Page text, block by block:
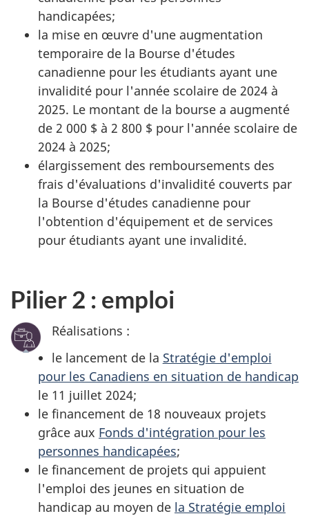
handicapées;
la mise en œuvre d'une augmentation
temporaire de la Bourse d'études
canadienne pour les étudiants ayant une
invalidité pour l'année scolaire de 2024 à
2025. Le montant de la bourse a augmenté
de 2 000 $ à 2 800 $ pour l'année scolaire de
2024 à 2025;
élargissement des remboursements des
frais d'évaluations d'invalidité couverts par
la Bourse d'études canadienne pour
l'obtention d'équipement et de services
pour étudiants ayant une invalidité.
Pilier 2 : emploi
Réalisations :
le lancement de la Stratégie d'emploi
pour les Canadiens en situation de handicap
le 11 juillet 2024;
le financement de 18 nouveaux projets
grâce aux Fonds d'intégration pour les
personnes handicapées;
le financement de projets qui appuient
l'emploi des jeunes en situation de
handicap au moyen de la Stratégie emploi